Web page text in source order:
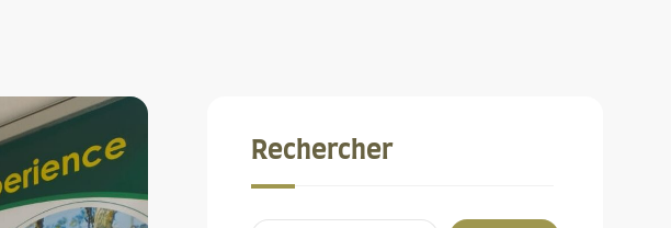
Rechercher